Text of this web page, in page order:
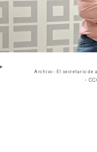
Archivo - El secretario de
-